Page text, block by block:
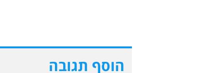
הוסף תגובה